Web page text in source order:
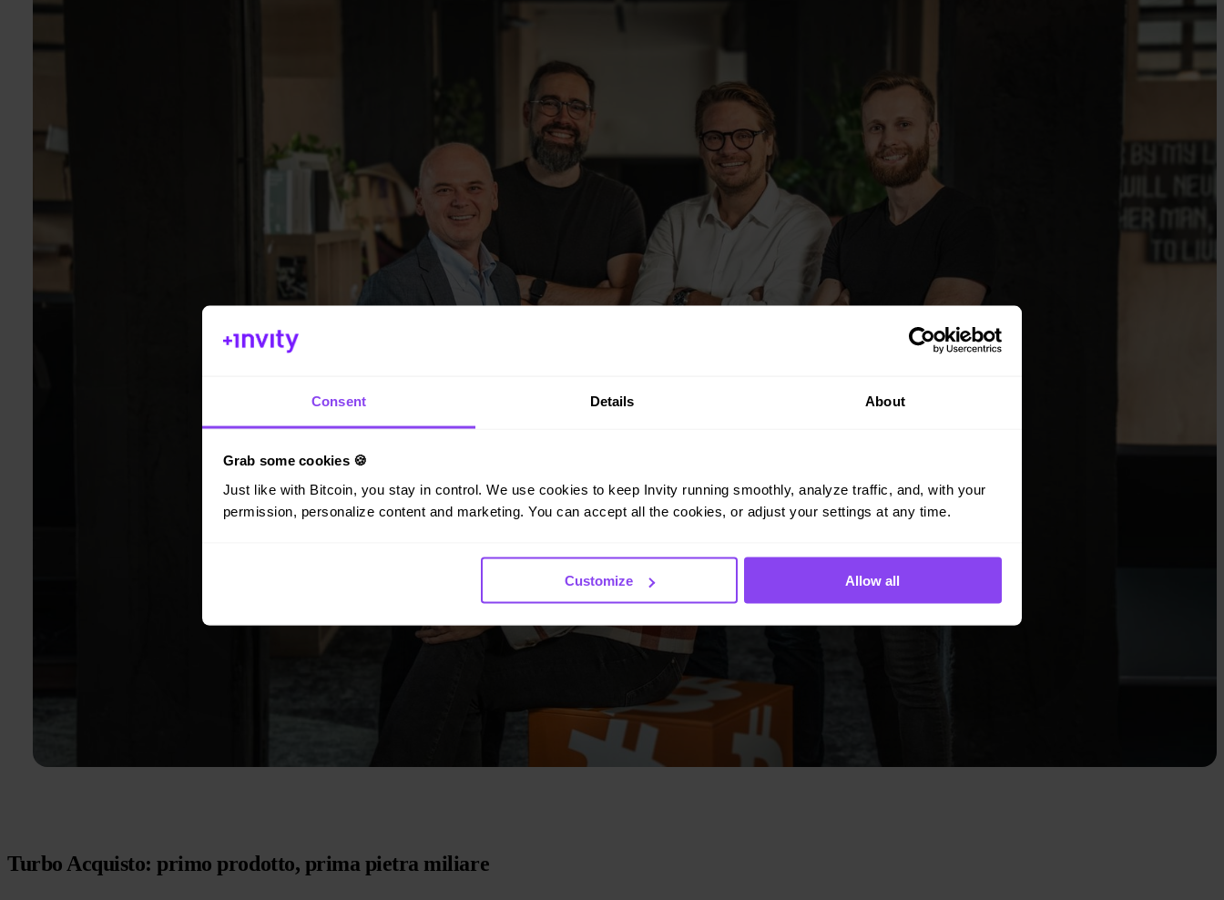
Consent Details About
Grab some cookies 🍪
Just like with Bitcoin, you stay in control. We use cookies to keep Invity running smoothly, analyze traffic, and, with your
permission, personalize content and marketing. You can accept all the cookies, or adjust your settings at any time.
Customize Allow all
Turbo Acquisto: primo prodotto, prima pietra miliare